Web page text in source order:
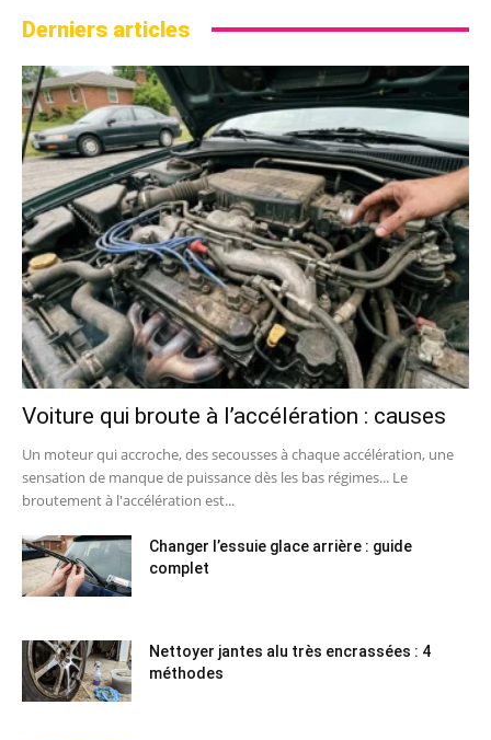
Derniers articles
Voiture qui broute à l’accélération : causes
Un moteur qui accroche, des secousses à chaque accélération, une
sensation de manque de puissance dès les bas régimes... Le
broutement à l'accélération est...
Changer l’essuie glace arrière : guide
complet
Nettoyer jantes alu très encrassées : 4
méthodes